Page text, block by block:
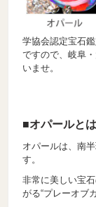
学協会認定宝石
ですので、岐阜
いませ。
■オパールとは
オパールは、南
す。
非常に美しい宝
がる“プレーオブ